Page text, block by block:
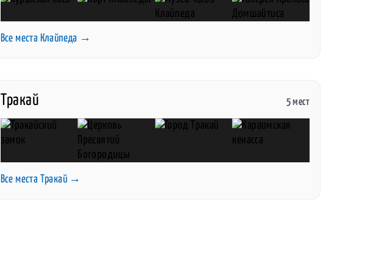
Все места Клайпеда →
Тракай 5 мест
Все места Тракай →